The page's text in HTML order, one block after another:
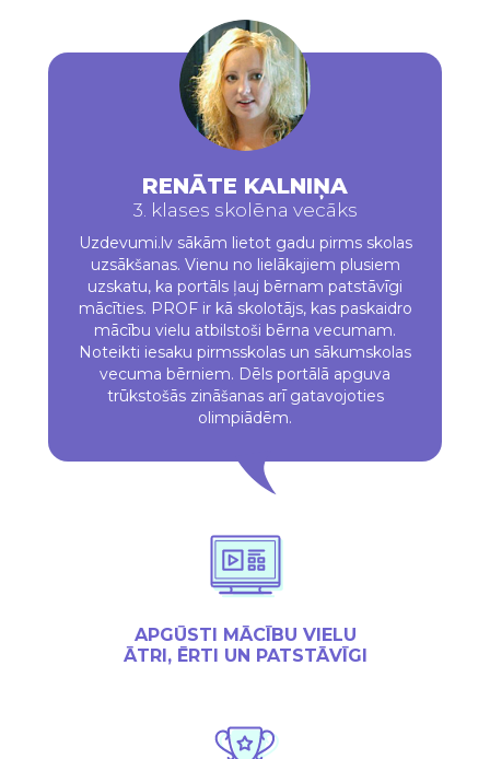
RENĀTE KALNIŅA
3. klases skolēna vecāks
Uzdevumi.lv sākām lietot gadu pirms skolas
uzsākšanas. Vienu no lielākajiem plusiem
uzskatu, ka portāls ļauj bērnam patstāvīgi
mācīties. PROF ir kā skolotājs, kas paskaidro
mācību vielu atbilstoši bērna vecumam.
Noteikti iesaku pirmsskolas un sākumskolas
vecuma bērniem. Dēls portālā apguva
trūkstošās zināšanas arī gatavojoties
olimpiādēm.
APGŪSTI MĀCĪBU VIELU
ĀTRI, ĒRTI UN PATSTĀVĪGI